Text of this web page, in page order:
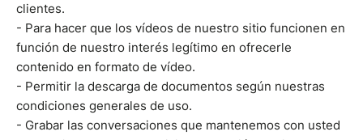
clientes.
- Para hacer que los vídeos de nuestro sitio funcionen en
función de nuestro interés legítimo en ofrecerle
contenido en formato de vídeo.
- Permitir la descarga de documentos según nuestras
condiciones generales de uso.
- Grabar las conversaciones que mantenemos con usted